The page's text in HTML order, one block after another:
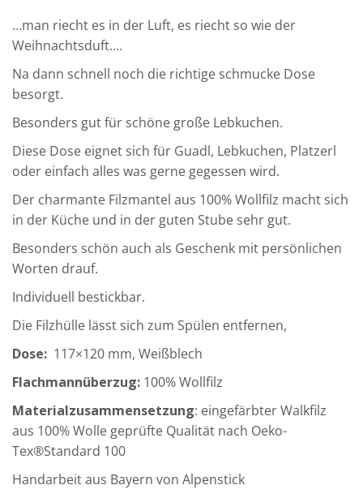
…man riecht es in der Luft, es riecht so wie der
Weihnachtsduft….
Na dann schnell noch die richtige schmucke Dose
besorgt.
Besonders gut für schöne große Lebkuchen.
Diese Dose eignet sich für Guadl, Lebkuchen, Platzerl
oder einfach alles was gerne gegessen wird.
Der charmante Filzmantel aus 100% Wollfilz macht sich
in der Küche und in der guten Stube sehr gut.
Besonders schön auch als Geschenk mit persönlichen
Worten drauf.
Individuell bestickbar.
Die Filzhülle lässt sich zum Spülen entfernen,
Dose: 117×120 mm, Weißblech
Flachmannüberzug: 100% Wollfilz
Materialzusammensetzung: eingefärbter Walkfilz
aus 100% Wolle geprüfte Qualität nach Oeko-
Tex®Standard 100
Handarbeit aus Bayern von Alpenstick